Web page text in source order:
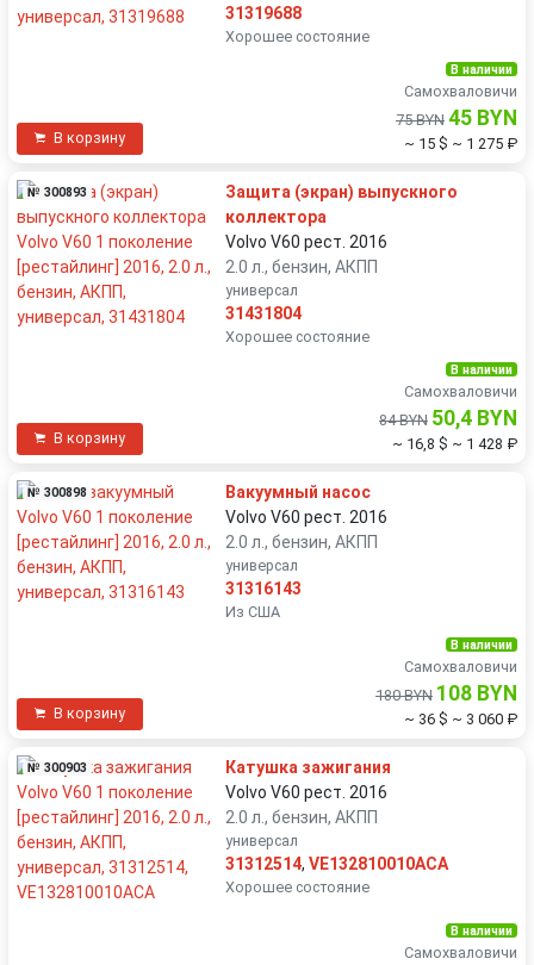
31319688
Хорошее состояние
В корзину
В наличии
Самохваловичи
75 BYN 45 BYN
~ 15 $ ~ 1 275 ₽
№ 300893
Защита (экран) выпускного
коллектора
Volvo V60 рест. 2016
2.0 л., бензин, АКПП
универсал
31431804
Хорошее состояние
В корзину
В наличии
Самохваловичи
84 BYN 50,4 BYN
~ 16,8 $ ~ 1 428 ₽
№ 300898
Вакуумный насос
Volvo V60 рест. 2016
2.0 л., бензин, АКПП
универсал
31316143
Из США
В корзину
В наличии
Самохваловичи
180 BYN 108 BYN
~ 36 $ ~ 3 060 ₽
№ 300903
Катушка зажигания
Volvo V60 рест. 2016
2.0 л., бензин, АКПП
универсал
31312514, VE132810010ACA
Хорошее состояние
В наличии
Самохваловичи